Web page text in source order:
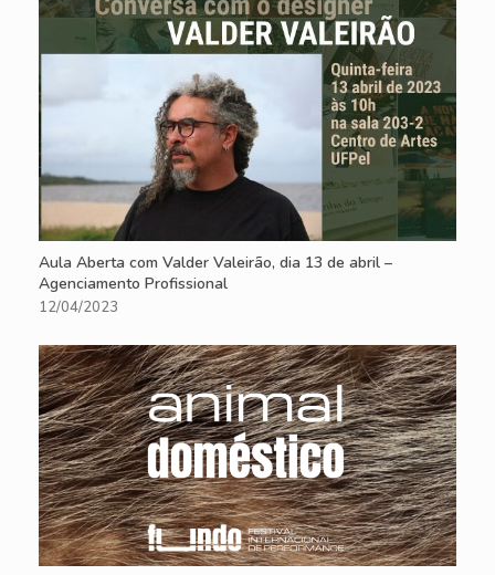
Aula Aberta com Valder Valeirão, dia 13 de abril –
Agenciamento Profissional
12/04/2023